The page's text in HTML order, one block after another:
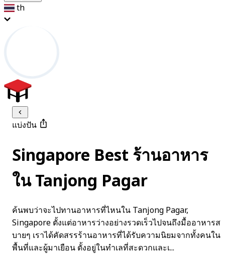
th
แบ่งปัน
Singapore Best ร้านอาหาร
ใน Tanjong Pagar
ค้นพบว่าจะไปทานอาหารที่ไหนใน Tanjong Pagar,
Singapore ตั้งแต่อาหารว่างอย่างรวดเร็วไปจนถึงมื้ออาหารส
บายๆ เราได้คัดสรรร้านอาหารที่ได้รับความนิยมจากทั้งคนใน
พื้นที่และผู้มาเยือน ตั้งอยู่ในทำเลที่สะดวกและเ...